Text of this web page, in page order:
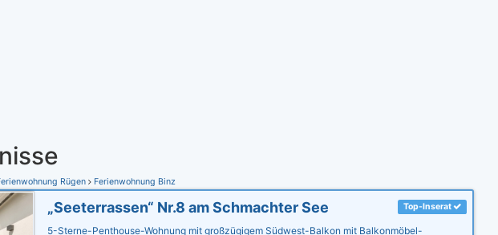
Rügen Ferienwohnung Binz
Top-Inserat
„Seeterrassen“ Nr.8 am Schmachter See
5-Sterne-Penthouse-Wohnung mit großzügigem Südwest-Balkon mit Balkonmöbel-